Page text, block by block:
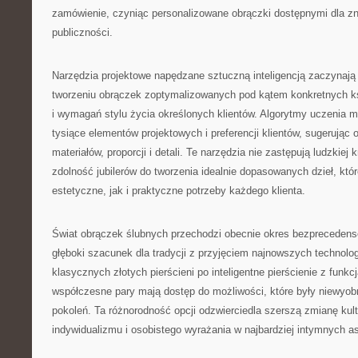
zamówienie, czyniąc personalizowane obrączki dostępnymi dla
publiczności.
Narzędzia projektowe napędzane sztuczną inteligencją
tworzeniu obrączek zoptymalizowanych pod kątem konkretnych
i wymagań stylu życia określonych klientów. Algorytmy uczenia
tysiące elementów projektowych i preferencji klientów, sugerując
materiałów, proporcji i detali. Te narzędzia nie zastępują ludzkiej
zdolność jubilerów do tworzenia idealnie dopasowanych dzieł,
estetyczne, jak i praktyczne potrzeby każdego klienta.
Świat obrączek ślubnych przechodzi obecnie okres
głęboki szacunek dla tradycji z przyjęciem najnowszych
klasycznych złotych pierścieni po inteligentne pierścienie z
współczesne pary mają dostęp do możliwości, które były
pokoleń. Ta różnorodność opcji odzwierciedla szerszą zmianę
indywidualizmu i osobistego wyrażania w najbardziej intymnych